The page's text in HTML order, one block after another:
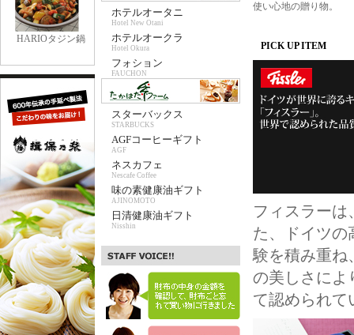
HARIOタジン鍋
ホテルオータニ
Hotel New Otani
ホテルオークラ
Hotel Okura
フォション
FAUCHON
スターバックス
STARBUCKS
AGFコーヒーギフト
AGF
ネスカフェ
Nescafe Coffee
味の素健康油ギフト
AJINOMOTO
日清健康油ギフト
Nisshin
使い心地の贈り物。
PICK UP ITEM
フィスラーは
た、ドイツの
験を積み重ね
の美しさによ
て認められて